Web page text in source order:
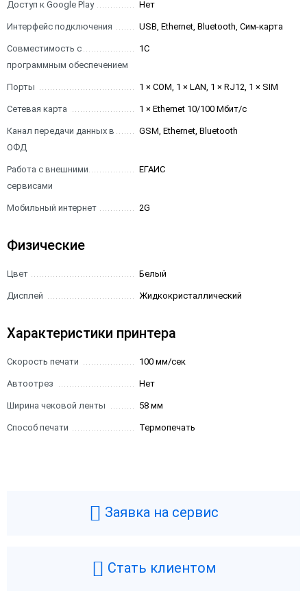
Доступ к Google Play Нет
Интерфейс подключения USB, Ethernet, Bluetooth, Сим-карта
Совместимость с
программным обеспечением
1С
Порты 1 × COM, 1 × LAN, 1 × RJ12, 1 × SIM
Сетевая карта 1 × Ethernet 10/100 Мбит/с
Канал передачи данных в
ОФД
GSM, Ethernet, Bluetooth
Работа с внешними
сервисами
ЕГАИС
Мобильный интернет 2G
Физические
Цвет Белый
Дисплей Жидкокристаллический
Характеристики принтера
Скорость печати 100 мм/сек
Автоотрез Нет
Ширина чековой ленты 58 мм
Способ печати Термопечать
Заявка на сервис
Стать клиентом